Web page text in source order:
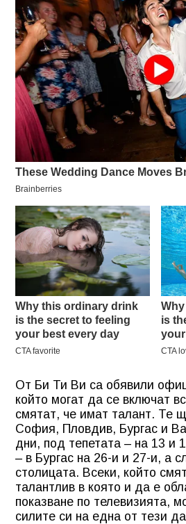
От Би Ти Ви са обявили
който могат да се включат
смятат, че имат талант. Те
София, Пловдив, Бургас и
дни, под тепетата – на 13 и
– в Бургас на 26-и и 27-и, а
столицата. Всеки, който
талантлив в която и да е
показване по телевизията,
силите си на една от тези